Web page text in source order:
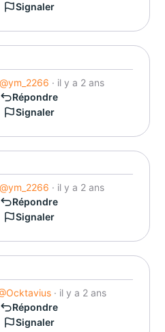
Signaler
@ym_2266 · il y a 2 ans
Répondre
Signaler
@ym_2266 · il y a 2 ans
Répondre
Signaler
· il y a 2 ans
Répondre
Signaler